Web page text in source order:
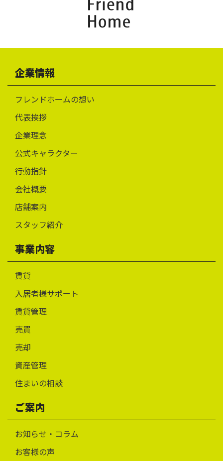
企業情報
フレンドホームの想い
代表挨拶
企業理念
公式キャラクター
行動指針
会社概要
店舗案内
スタッフ紹介
事業内容
賃貸
入居者様サポート
賃貸管理
売買
売却
資産管理
住まいの相談
ご案内
お知らせ・コラム
お客様の声